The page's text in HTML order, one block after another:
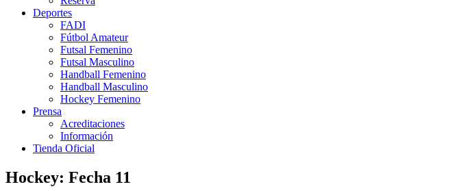
Deportes
FADI
Fútbol Amateur
Futsal Femenino
Futsal Masculino
Handball Femenino
Handball Masculino
Hockey Femenino
Prensa
Acreditaciones
Información
Tienda Oficial
Hockey: Fecha 11